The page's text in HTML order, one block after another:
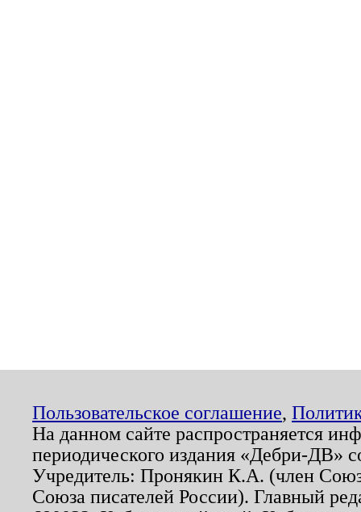
Пользовательское соглашение,
На данном сайте распространяется
периодического издания «Дебри-ДВ»
Учредитель: Пронякин К.А. (член
Союза писателей России). Главный